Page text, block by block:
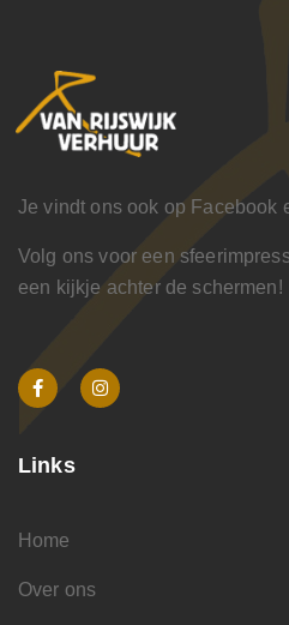
Je vindt ons ook op Facebook
Volg ons voor een
een kijkje achter de schermen!
Links
Home
Over ons